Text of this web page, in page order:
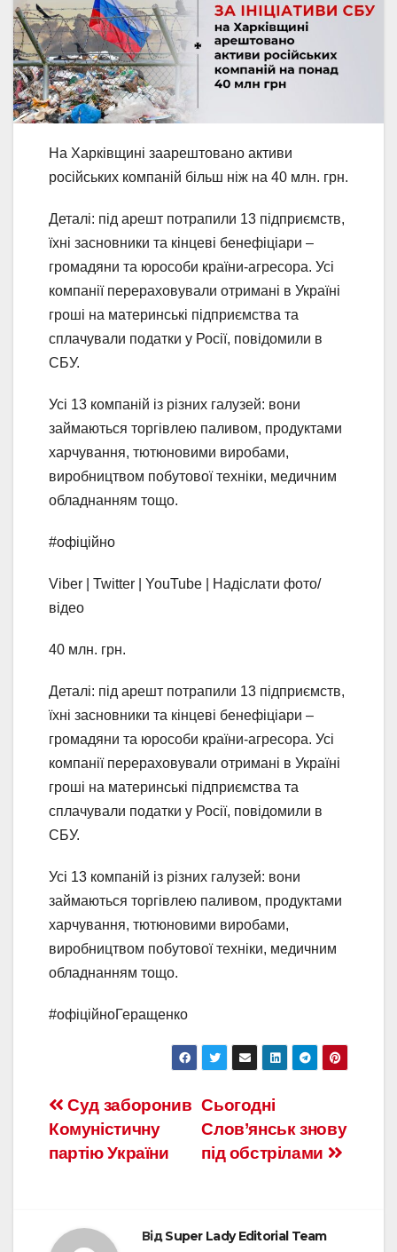
На Харківщині заарештовано активи
російських компаній більш ніж на 40 млн. грн.
Деталі: під арешт потрапили 13 підприємств,
їхні засновники та кінцеві бенефіціари –
громадяни та юрособи країни-агресора. Усі
компанії перераховували отримані в Україні
гроші на материнські підприємства та
сплачували податки у Росії, повідомили в
СБУ.
Усі 13 компаній із різних галузей: вони
займаються торгівлею паливом, продуктами
харчування, тютюновими виробами,
виробництвом побутової техніки, медичним
обладнанням тощо.
#офіційно
Viber | Twitter | YouTube | Надіслати фото/
відео
40 млн. грн.
Деталі: під арешт потрапили 13 підприємств,
їхні засновники та кінцеві бенефіціари –
громадяни та юрособи країни-агресора. Усі
компанії перераховували отримані в Україні
гроші на материнські підприємства та
сплачували податки у Росії, повідомили в
СБУ.
Усі 13 компаній із різних галузей: вони
займаються торгівлею паливом, продуктами
харчування, тютюновими виробами,
виробництвом побутової техніки, медичним
обладнанням тощо.
#офіційноГеращенко
Сьогодні
Слов’янськ знову
під обстрілами
Суд заборонив
Комуністичну
партію України
ВідSuper Lady Editorial Team